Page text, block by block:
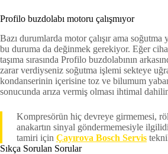
Profilo buzdolabı motoru çalışmıyor
Bazı durumlarda motor çalışır ama
bu duruma da değinmek gerekiyor. Eğer
taşıma sırasında Profilo buzdolabının
zarar verdiyseniz soğutma işlemi sekteye
kondanserinin içerisine toz ve bilumum
sonucunda arıza vermiş olması ihtimal
Kompresörün hiç devreye girmemesi,
anakartın sinyal göndermemesiyle
tamiri için Çayırova Bosch Servis
Sıkça Sorulan Sorular